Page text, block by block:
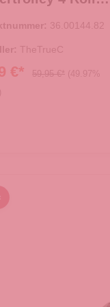
36.00144.82
TheTrueC
€* 59,95 €* (49.97%